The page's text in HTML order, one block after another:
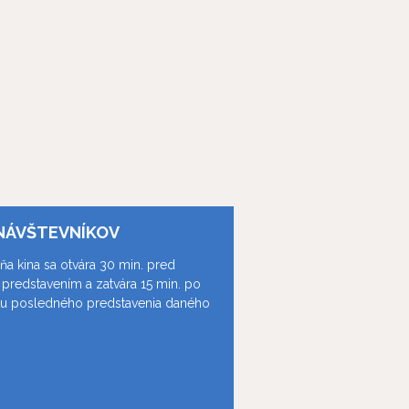
kina sa otvára 30 min. pred
a zatvára 15 min. po
posledného predstavenia daného